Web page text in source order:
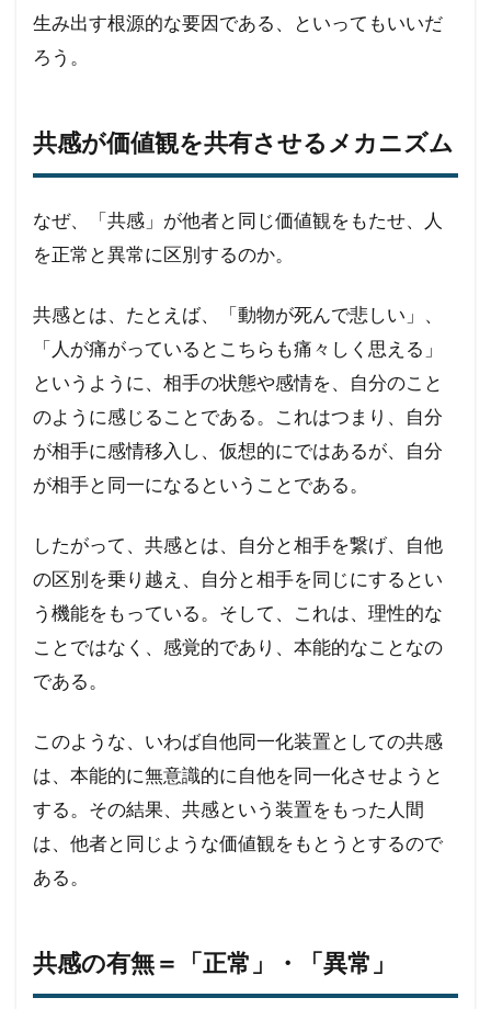
生み出す根源的な要因である、といってもいいだ
ろう。
共感が価値観を共有させるメカニズム
なぜ、「共感」が他者と同じ価値観をもたせ、人
を正常と異常に区別するのか。
共感とは、たとえば、「動物が死んで悲しい」、
「人が痛がっているとこちらも痛々しく思える」
というように、相手の状態や感情を、自分のこと
のように感じることである。これはつまり、自分
が相手に感情移入し、仮想的にではあるが、自分
が相手と同一になるということである。
したがって、共感とは、自分と相手を繋げ、自他
の区別を乗り越え、自分と相手を同じにするとい
う機能をもっている。そして、これは、理性的な
ことではなく、感覚的であり、本能的なことなの
である。
このような、いわば自他同一化装置としての共感
は、本能的に無意識的に自他を同一化させようと
する。その結果、共感という装置をもった人間
は、他者と同じような価値観をもとうとするので
ある。
共感の有無＝「正常」・「異常」